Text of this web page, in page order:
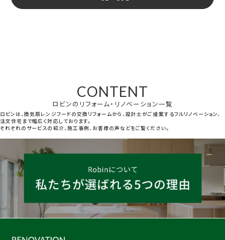
CONTENT
ロビンのリフォーム・リノベーション一覧
ロビンは、換気扇レンジフードの交換リフォームから、設計士がご提案するフルリノベーション、
注文住宅まで幅広く対応しております。
それぞれのサービスの紹介、施工事例、お客様の声などをご覧ください。